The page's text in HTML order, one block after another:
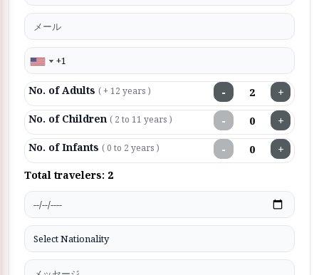
No. of Adults ( + 12 years ) − +
No. of Children ( 2 to 11 years ) − +
No. of Infants ( 0 to 2 years ) − +
Total travelers: 2